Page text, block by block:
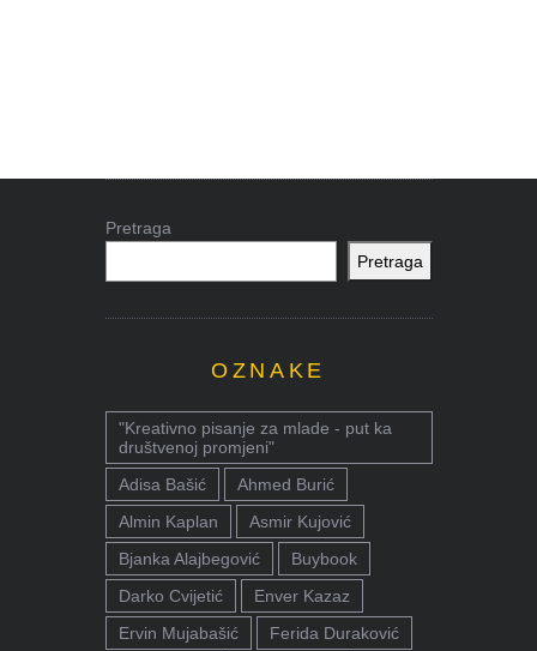
Pretraga
Pretraga
OZNAKE
"Kreativno pisanje za mlade - put ka
društvenoj promjeni"
Adisa Bašić
Ahmed Burić
Almin Kaplan
Asmir Kujović
Bjanka Alajbegović
Buybook
Darko Cvijetić
Enver Kazaz
Ervin Mujabašić
Ferida Duraković